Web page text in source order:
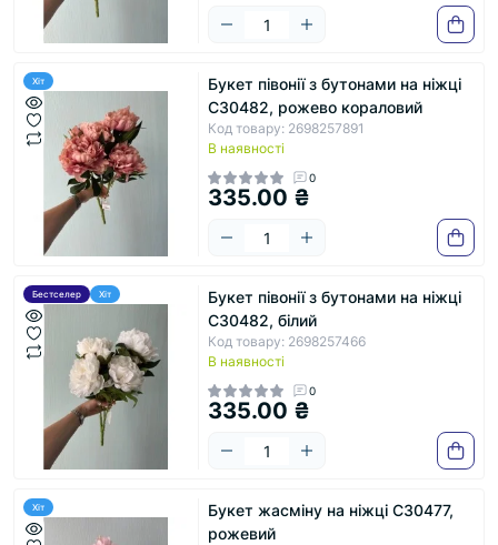
Хіт
Букет півонії з бутонами на ніжці
С30482, рожево кораловий
Код товару: 2698257891
В наявності
0
335.00 ₴
Бестселер Хіт
Букет півонії з бутонами на ніжці
С30482, білий
Код товару: 2698257466
В наявності
0
335.00 ₴
Хіт
Букет жасміну на ніжці С30477,
рожевий